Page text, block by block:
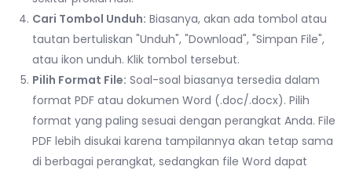
Cari Tombol Unduh: Biasanya, akan ada tombol atau
tautan bertuliskan "Unduh", "Download", "Simpan File",
atau ikon unduh. Klik tombol tersebut.
Pilih Format File: Soal-soal biasanya tersedia dalam
format PDF atau dokumen Word (.doc/.docx). Pilih
format yang paling sesuai dengan perangkat Anda. File
PDF lebih disukai karena tampilannya akan tetap sama
di berbagai perangkat, sedangkan file Word dapat